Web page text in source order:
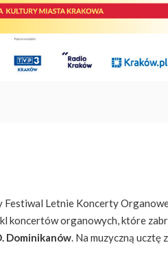
Letnie Koncerty
koncertów organowych, które
Dominikanów . Na muzyczną ucztę